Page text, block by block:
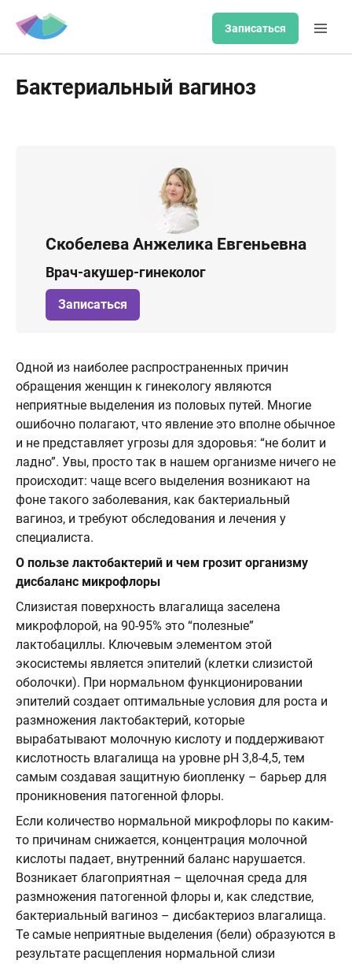
Записаться
Бактериальный вагиноз
Скобелева Анжелика Евгеньевна
Врач-акушер-гинеколог
Записаться
Одной из наиболее распространенных причин
обращения женщин к гинекологу являются
неприятные выделения из половых путей. Многие
ошибочно полагают, что явление это вполне обычное
и не представляет угрозы для здоровья: “не болит и
ладно”. Увы, просто так в нашем организме ничего не
происходит: чаще всего выделения возникают на
фоне такого заболевания, как бактериальный
вагиноз, и требуют обследования и лечения у
специалиста.
О пользе лактобактерий и чем грозит организму
дисбаланс микрофлоры
Слизистая поверхность влагалища заселена
микрофлорой, на 90-95% это “полезные”
лактобациллы. Ключевым элементом этой
экосистемы является эпителий (клетки слизистой
оболочки). При нормальном функционировании
эпителий создает оптимальные условия для роста и
размножения лактобактерий, которые
вырабатывают молочную кислоту и поддерживают
кислотность влагалища на уровне рН 3,8-4,5, тем
самым создавая защитную биопленку – барьер для
проникновения патогенной флоры.
Если количество нормальной микрофлоры по каким-
то причинам снижается, концентрация молочной
кислоты падает, внутренний баланс нарушается.
Возникает благоприятная – щелочная среда для
размножения патогенной флоры и, как следствие,
бактериальный вагиноз – дисбактериоз влагалища.
Те самые неприятные выделения (бели) образуются в
результате расщепления нормальной слизи